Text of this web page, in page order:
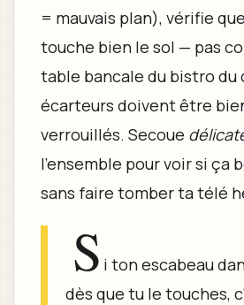
= mauvais plan), vérifie
touche bien le sol — pas
table bancale du bistro du
écarteurs doivent être
verrouillés. Secoue
l’ensemble pour voir si ça
sans faire tomber ta télé
S i ton escabeau
dès que tu le touches,